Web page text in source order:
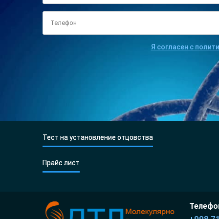
Я согласен с
Тест на установление отцовства
Прайс лист